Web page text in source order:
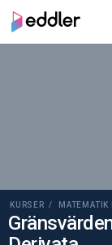
KURSER / MATEMATIK